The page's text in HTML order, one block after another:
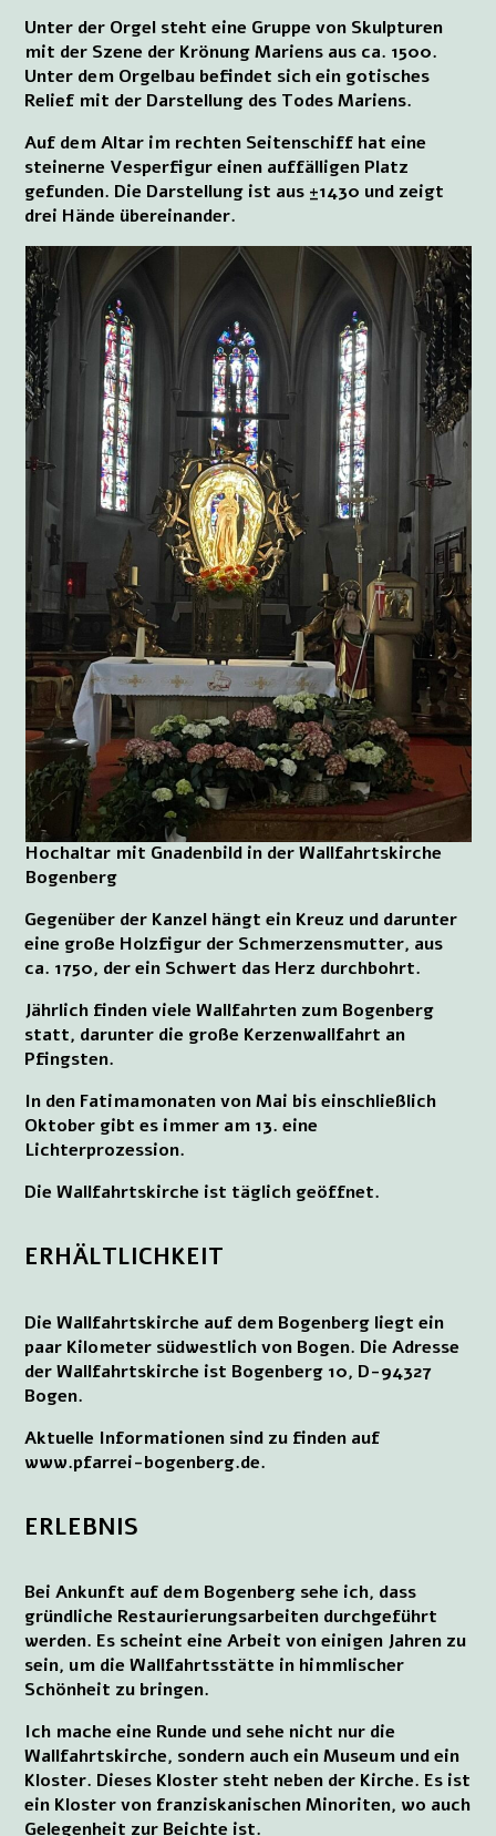
Unter der Orgel steht eine Gruppe von Skulpturen
mit der Szene der Krönung Mariens aus ca. 1500.
Unter dem Orgelbau befindet sich ein gotisches
Relief mit der Darstellung des Todes Mariens.
Auf dem Altar im rechten Seitenschiff hat eine
steinerne Vesperfigur einen auffälligen Platz
gefunden. Die Darstellung ist aus ±1430 und zeigt
drei Hände übereinander.
Hochaltar mit Gnadenbild in der Wallfahrtskirche
Bogenberg
Gegenüber der Kanzel hängt ein Kreuz und darunter
eine große Holzfigur der Schmerzensmutter, aus
ca. 1750, der ein Schwert das Herz durchbohrt.
Jährlich finden viele Wallfahrten zum Bogenberg
statt, darunter die große Kerzenwallfahrt an
Pfingsten.
In den Fatimamonaten von Mai bis einschließlich
Oktober gibt es immer am 13. eine
Lichterprozession.
Die Wallfahrtskirche ist täglich geöffnet.
ERHÄLTLICHKEIT
Die Wallfahrtskirche auf dem Bogenberg liegt ein
paar Kilometer südwestlich von Bogen. Die Adresse
der Wallfahrtskirche ist Bogenberg 10, D-94327
Bogen.
Aktuelle Informationen sind zu finden auf
www.pfarrei-bogenberg.de.
ERLEBNIS
Bei Ankunft auf dem Bogenberg sehe ich, dass
gründliche Restaurierungsarbeiten durchgeführt
werden. Es scheint eine Arbeit von einigen Jahren zu
sein, um die Wallfahrtsstätte in himmlischer
Schönheit zu bringen.
Ich mache eine Runde und sehe nicht nur die
Wallfahrtskirche, sondern auch ein Museum und ein
Kloster. Dieses Kloster steht neben der Kirche. Es ist
ein Kloster von franziskanischen Minoriten, wo auch
Gelegenheit zur Beichte ist.